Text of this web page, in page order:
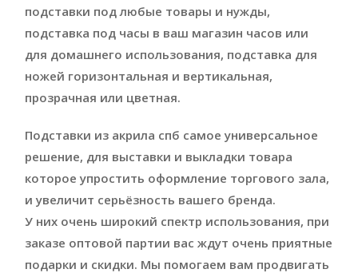
подставки под любые товары и нужды,
подставка под часы в ваш магазин часов или
для домашнего использования, подставка для
ножей горизонтальная и вертикальная,
прозрачная или цветная.
Подставки из акрила спб самое универсальное
решение, для выставки и выкладки товара
которое упростить оформление торгового зала,
и увеличит серьёзность вашего бренда.
У них очень широкий спектр использования, при
заказе оптовой партии вас ждут очень приятные
подарки и скидки. Мы помогаем вам продвигать